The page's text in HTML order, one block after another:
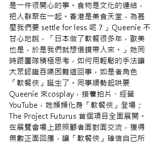
是一件很開心的事。食物是文化的連結，
把人群聚在一起。香港是美食天堂，為甚
麼我們要 settle for less 呢？」Queenie 不
甘心地說，「日本做了軟餐很多年，歐美
也是，於是我們就想借鏡帶入來。」她同
時跟團隊積極思考，如何用輕鬆的手法讓
大眾認識吞嚥困難這回事，如是者角色
「軟餐俠」誕生了。同事順勢起哄要
Queenie 來cosplay，接着拍片、經營
YouTube，她頻頻化身「軟餐俠」登場；
The Project Futurus 首個項目全面展開。
在展覽會場上跟照顧者面對面交流，獲得
無數正面回應，讓「軟餐俠」確信自己所